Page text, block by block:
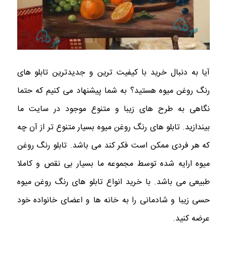
آیا به دنبال خرید با کیفیت ترین و جدیدترین تابلو های
رنگ روغن میوه هستید؟ به شما پیشنهاد می کنیم که حتما
نگاهی به طرح های زیبا و متنوع موجود در سایت ما
بیندازید. تابلو های رنگ روغن میوه بسیار متنوع تر از آن چه
که هر فردی ممکن است فکر کند می باشد. تابلو رنگ روغن
میوه ارایه شده توسط مجموعه ما بسیار بی نقص و کاملا
طبیعی می باشد. با خرید انواع تابلو های رنگ روغن میوه
حسی زیبا و شادمانی را به خانه ها و اعضای خانواده خود
عرضه کنید.